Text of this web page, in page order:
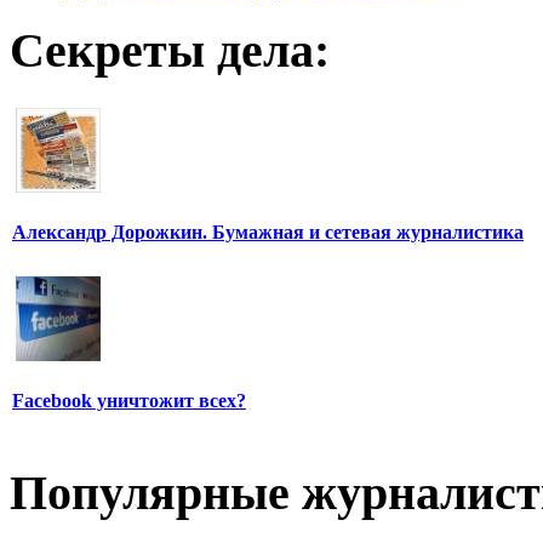
Секреты дела:
Александр Дорожкин. Бумажная и сетевая журналистика
Facebook уничтожит всех?
Популярные